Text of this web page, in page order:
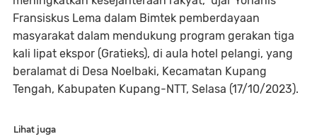
Fransiskus Lema dalam Bimtek pemberdayaan
masyarakat dalam mendukung program gerakan tiga
kali lipat ekspor (Gratieks), di aula hotel pelangi, yang
beralamat di Desa Noelbaki, Kecamatan Kupang
Tengah, Kabupaten Kupang-NTT, Selasa (17/10/2023).
Lihat juga